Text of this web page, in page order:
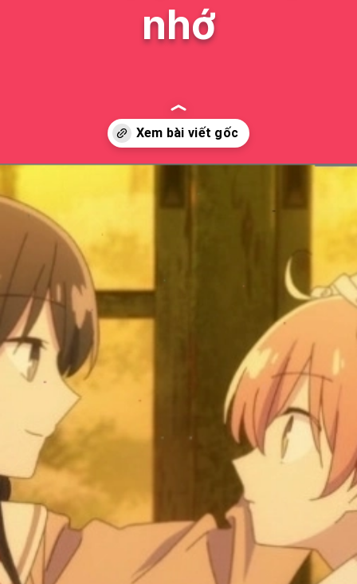
nhớ
https://issiloo.edu.vn/anime-em-gai